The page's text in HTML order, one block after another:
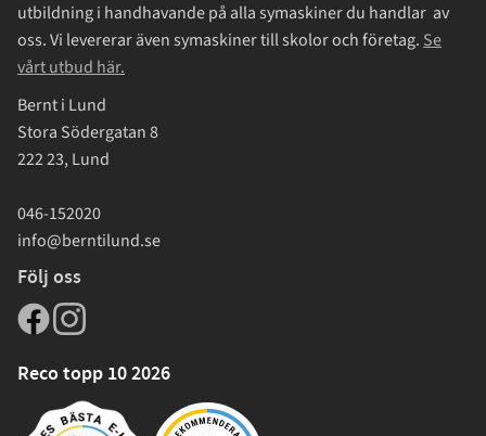
utbildning i handhavande på alla symaskiner du handlar av
oss. Vi levererar även symaskiner till skolor och företag. Se
vårt utbud här.
Bernt i Lund
Stora Södergatan 8
222 23, Lund
046-152020
info@berntilund.se
Följ oss
Reco topp 10 2026